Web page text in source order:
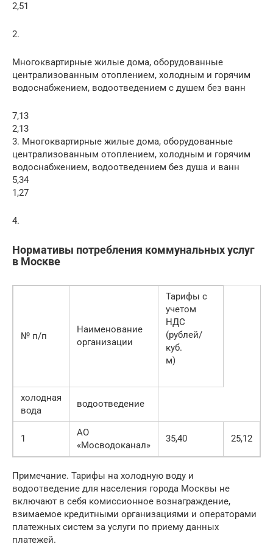
2,51
2.
Многоквартирные жилые дома, оборудованные
централизованным отоплением, холодным и горячим
водоснабжением, водоотведением с душем без ванн
7,13
2,13
3. Многоквартирные жилые дома, оборудованные
централизованным отоплением, холодным и горячим
водоснабжением, водоотведением без душа и ванн
5,34
1,27
4.
Нормативы потребления коммунальных услуг
в Москве
№ п/п
Наименование
организации
Тарифы с
учетом
НДС
(рублей/
куб.
м)
холодная
вода
водоотведение
1
АО
«Мосводоканал»
35,40 25,12
Примечание. Тарифы на холодную воду и
водоотведение для населения города Москвы не
включают в себя комиссионное вознаграждение,
взимаемое кредитными организациями и операторами
платежных систем за услуги по приему данных
платежей.